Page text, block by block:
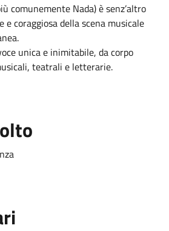
comunemente Nada) è senz’altro
e coraggiosa della scena musicale
unica e inimitabile, da corpo
teatrali e letterarie.